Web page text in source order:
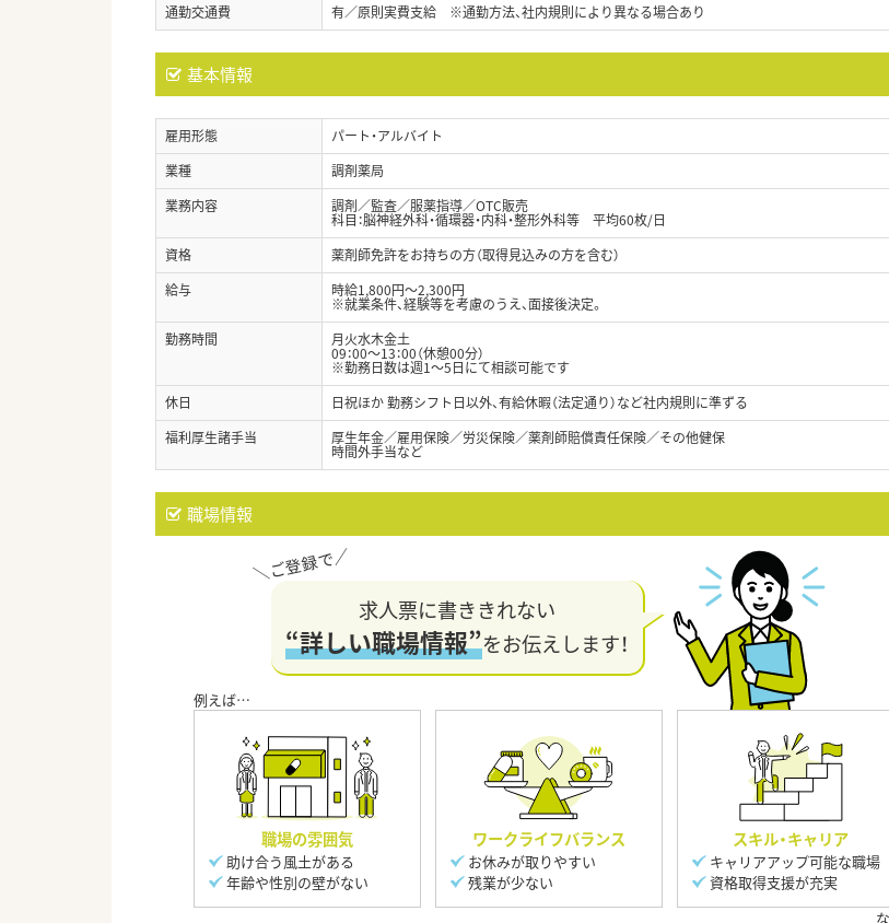
通勤交通費
有／原則実費支給 ※通勤方法、社内規則により異なる場合あり
基本情報
雇用形態
パート・アルバイト
業種
調剤薬局
業務内容
調剤／監査／服薬指導／OTC販売
科目：脳神経外科・循環器・内科・整形外科等 平均60枚/日
資格
薬剤師免許をお持ちの方（取得見込みの方を含む）
給与
時給1,800円～2,300円
※就業条件、経験等を考慮のうえ、面接後決定。
勤務時間
月火水木金土
09：00～13：00（休憩00分）
※勤務日数は週1～5日にて相談可能です
休日
日祝ほか 勤務シフト日以外、有給休暇（法定通り）など社内規則に準ずる
福利厚生諸手当
厚生年金／雇用保険／労災保険／薬剤師賠償責任保険／その他健保
時間外手当など
職場情報
求人票に書ききれない
“詳しい職場情報”をお伝えします！
職場の雰囲気
助け合う風土がある
年齢や性別の壁がない
ワークライフバランス
お休みが取りやすい
残業が少ない
スキル・キャリア
キャリアアップ可能な職場
資格取得支援が充実